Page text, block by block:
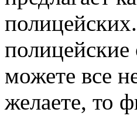
можете все
желаете, то